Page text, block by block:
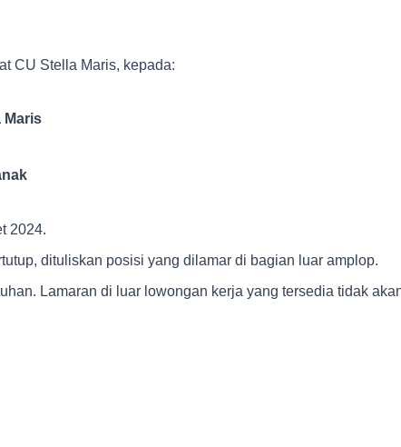
CU Stella Maris, kepada:
Maris
2024.
dituliskan posisi yang dilamar di bagian luar amplop.
Lamaran di luar lowongan kerja yang tersedia tidak